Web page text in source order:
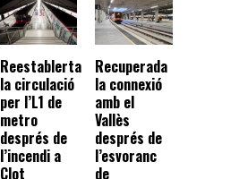
Reestablerta
la circulació
per l’L1 de
metro
després de
l’incendi a
Clot
Recuperada
la connexió
amb el
Vallès
després de
l’esvoranc
de